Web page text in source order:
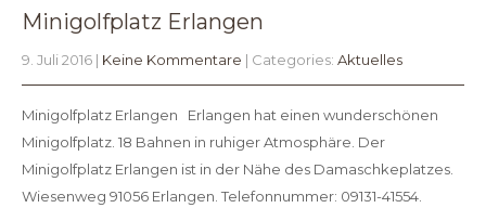
Minigolfplatz Erlangen
9. Juli 2016 | Keine Kommentare | Categories: Aktuelles
Minigolfplatz Erlangen Erlangen hat einen wunderschönen
Minigolfplatz. 18 Bahnen in ruhiger Atmosphäre. Der
Minigolfplatz Erlangen ist in der Nähe des Damaschkeplatzes.
Wiesenweg 91056 Erlangen. Telefonnummer: 09131-41554.